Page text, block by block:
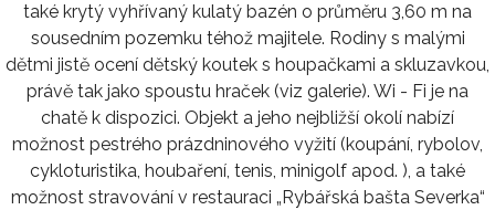
také krytý vyhřívaný kulatý bazén o průměru 3,60 m na
sousedním pozemku téhož majitele. Rodiny s malými
dětmi jistě ocení dětský koutek s houpačkami a skluzavkou,
právě tak jako spoustu hraček (viz galerie). Wi - Fi je na
chatě k dispozici. Objekt a jeho nejbližší okolí nabízí
možnost pestrého prázdninového vyžití (koupání, rybolov,
cykloturistika, houbaření, tenis, minigolf apod. ), a také
možnost stravování v restauraci „Rybářská bašta Severka“